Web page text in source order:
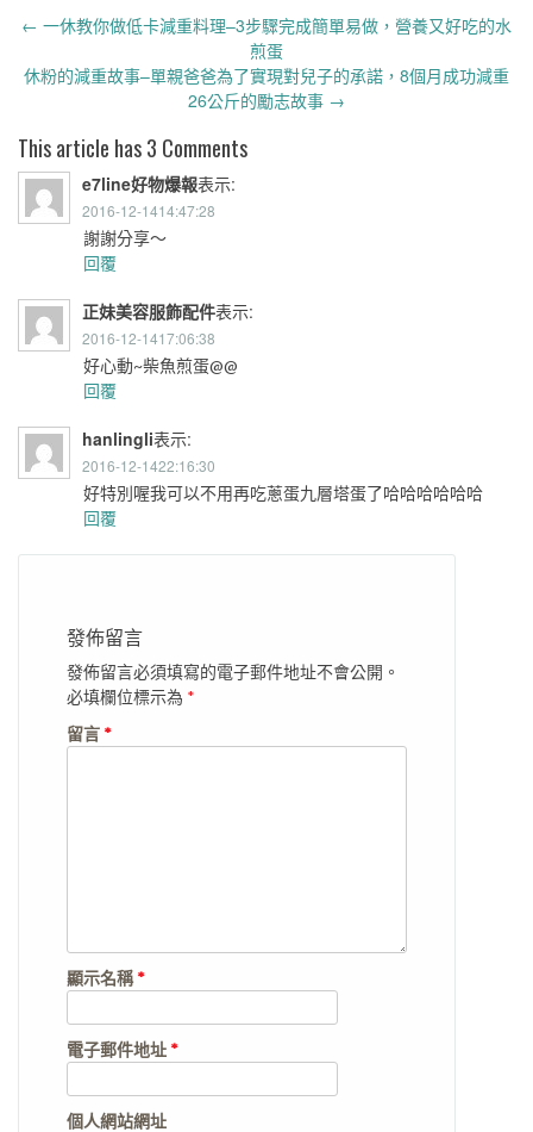
Post
← 一休教你做低卡減重料理–3步驟完成簡單易做，營養又好吃的水
煎蛋
休粉的減重故事–單親爸爸為了實現對兒子的承諾，8個月成功減重
26公斤的勵志故事 →
This article has 3 Comments
e7line好物爆報表示:
2016-12-1414:47:28
謝謝分享～
回覆
正妹美容服飾配件表示:
2016-12-1417:06:38
好心動~柴魚煎蛋@@
回覆
hanlingli表示:
2016-12-1422:16:30
好特別喔我可以不用再吃蔥蛋九層塔蛋了哈哈哈哈哈哈
回覆
發佈留言
發佈留言必須填寫的電子郵件地址不會公開。
必填欄位標示為 *
留言 *
顯示名稱*
電子郵件地址 *
個人網站網址